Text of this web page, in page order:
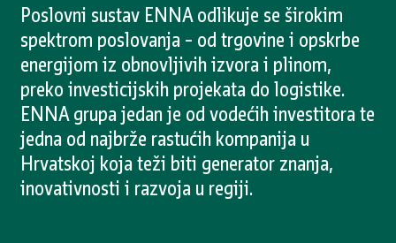
Poslovni sustav ENNA odlikuje se širokim
spektrom poslovanja – od trgovine i opskrbe
energijom iz obnovljivih izvora i plinom,
preko investicijskih projekata do logistike.
ENNA grupa jedan je od vodećih investitora te
jedna od najbrže rastućih kompanija u
Hrvatskoj koja teži biti generator znanja,
inovativnosti i razvoja u regiji.